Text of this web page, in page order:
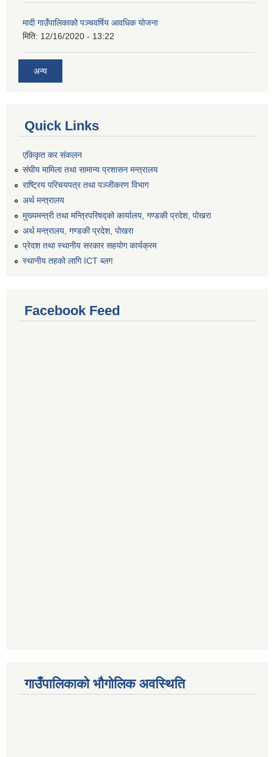
मादी गाउँपालिकाको पञ्चवर्षिय आवधिक योजना
मिति: 12/16/2020 - 13:22
अन्य
Quick Links
एकिकृत कर संकलन
संघीय मामिला तथा सामान्य प्रशासन मन्त्रालय
राष्ट्रिय परिचयपत्र तथा पञ्जीकरण विभाग
अर्थ मन्त्रालय
मुख्यमन्त्री तथा मन्त्रिपरिषद्को कार्यालय, गण्डकी प्रदेश, पोखरा
अर्थ मन्त्रालय, गण्डकी प्रदेश, पोखरा
प्रेदश तथा स्थानीय सरकार सहयोग कार्यक्रम
स्थानीय तहको लागि ICT ब्लग
Facebook Feed
गाउँपालिकाको भौगोलिक अवस्थिति